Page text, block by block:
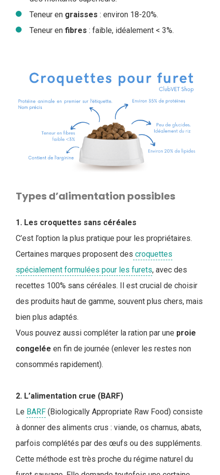
Teneur en graisses : environ 18-20%.
Teneur en fibres : faible, idéalement < 3%.
Types d’alimentation possibles
1. Les croquettes sans céréales
C’est l’option la plus pratique pour les propriétaires.
Certaines marques proposent des croquettes
spécialement formulées pour les furets, avec des
recettes 100% sans céréales. Il est crucial de choisir
des produits haut de gamme, souvent plus chers, mais
bien plus adaptés.
Vous pouvez aussi compléter la ration par une proie
congelée en fin de journée (enlever les restes non
consommés rapidement).
2. L’alimentation crue (BARF)
Le BARF (Biologically Appropriate Raw Food) consiste
à donner des aliments crus : viande, os charnus, abats,
parfois complétés par des œufs ou des suppléments.
Cette méthode est très proche du régime naturel du